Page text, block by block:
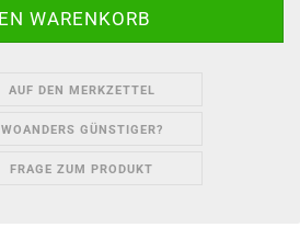
AUF DEN MERKZETTEL
WOANDERS GÜNSTIGER?
FRAGE ZUM PRODUKT